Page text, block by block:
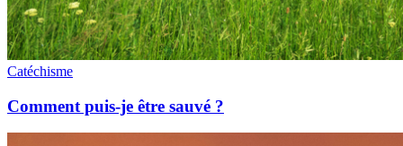
Catéchisme
Comment puis-je être sauvé ?